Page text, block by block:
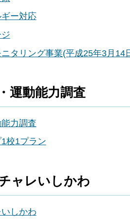
ー対応
タリング事業(平成25年3月14
運動能力調査
力調査
校1プラン
ャレいしかわ
しかわ